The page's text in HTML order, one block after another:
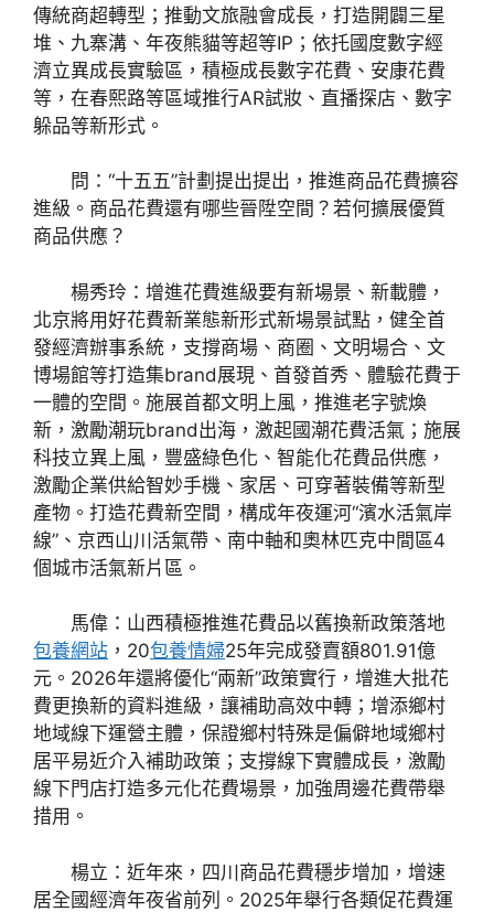
傳統商超轉型；推動文旅融會成長，打造開闢三星
堆、九寨溝、年夜熊貓等超等IP；依托國度數字經
濟立異成長實驗區，積極成長數字花費、安康花費
等，在春熙路等區域推行AR試妝、直播探店、數字
躲品等新形式。
問：“十五五”計劃提出提出，推進商品花費擴容
進級。商品花費還有哪些晉陞空間？若何擴展優質
商品供應？
楊秀玲：增進花費進級要有新場景、新載體，
北京將用好花費新業態新形式新場景試點，健全首
發經濟辦事系統，支撐商場、商圈、文明場合、文
博場館等打造集brand展現、首發首秀、體驗花費于
一體的空間。施展首都文明上風，推進老字號煥
新，激勵潮玩brand出海，激起國潮花費活氣；施展
科技立異上風，豐盛綠色化、智能化花費品供應，
激勵企業供給智妙手機、家居、可穿著裝備等新型
產物。打造花費新空間，構成年夜運河“濱水活氣岸
線”、京西山川活氣帶、南中軸和奧林匹克中間區4
個城市活氣新片區。
馬偉：山西積極推進花費品以舊換新政策落地
包養網站 ，20包養情婦25年完成發賣額801.91億
元。2026年還將優化“兩新”政策實行，增進大批花
費更換新的資料進級，讓補助高效中轉；增添鄉村
地域線下運營主體，保證鄉村特殊是偏僻地域鄉村
居平易近介入補助政策；支撐線下實體成長，激勵
線下門店打造多元化花費場景，加強周邊花費帶舉
措用。
楊立：近年來，四川商品花費穩步增加，增速
居全國經濟年夜省前列。2025年舉行各類促花費運